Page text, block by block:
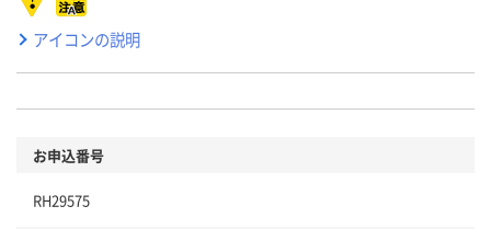
アイコンの説明
お申込番号
RH29575